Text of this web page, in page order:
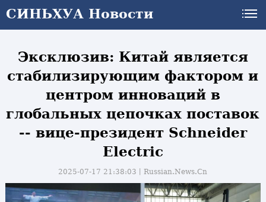
СИНЬХУА Новости
СИНЬХУА Новости
Эксклюзив: Китай является
стабилизирующим фактором и
центром инноваций в
глобальных цепочках поставок
-- вице-президент Schneider
Electric
2025-07-17 21:38:03丨Russian.News.Cn